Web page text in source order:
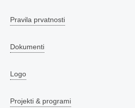
Pravila prvatnosti
Dokumenti
Logo
Projekti & programi